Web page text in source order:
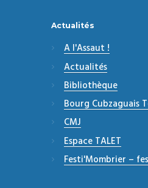
Actualités
A l'Assaut !
Actualités
Bibliothèque
Bourg Cubzaguais
CMJ
Espace TALET
Festi'Mombrier –